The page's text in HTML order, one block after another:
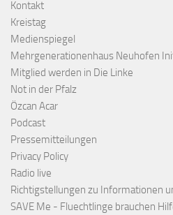
Kontakt
Kreistag
Medienspiegel
Mehrgenerationenhaus Neuhofen
Mitglied werden in Die Linke
Not in der Pfalz
Özcan Acar
Podcast
Pressemitteilungen
Privacy Policy
Radio live
Richtigstellungen zu Informationen
SAVE Me - Fluechtlinge brauchen